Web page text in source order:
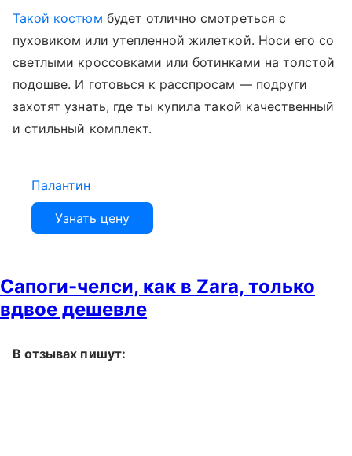
Такой костюм будет отлично смотреться с
пуховиком или утепленной жилеткой. Носи его со
светлыми кроссовками или ботинками на толстой
подошве. И готовься к расспросам — подруги
захотят узнать, где ты купила такой качественный
и стильный комплект.
Палантин
Узнать цену
Сапоги-челси, как в Zara, только
вдвое дешевле
В отзывах пишут: